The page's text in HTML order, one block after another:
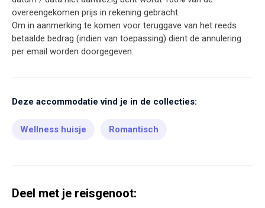
overeengekomen prijs in rekening gebracht.
Om in aanmerking te komen voor teruggave van het reeds
betaalde bedrag (indien van toepassing) dient de annulering
per email worden doorgegeven.
Deze accommodatie vind je in de collecties:
Wellness huisje Romantisch
Deel met je reisgenoot: